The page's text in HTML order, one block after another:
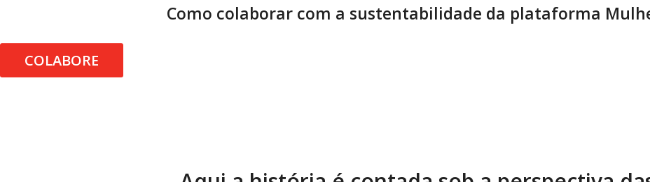
Como colaborar com a sustentabilidade da plataforma
COLABORE